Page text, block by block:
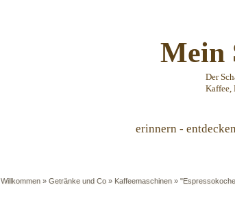
Mein
Der
Kaffee,
erinnern -
Willkommen » Getränke und Co » Kaffeemaschinen »